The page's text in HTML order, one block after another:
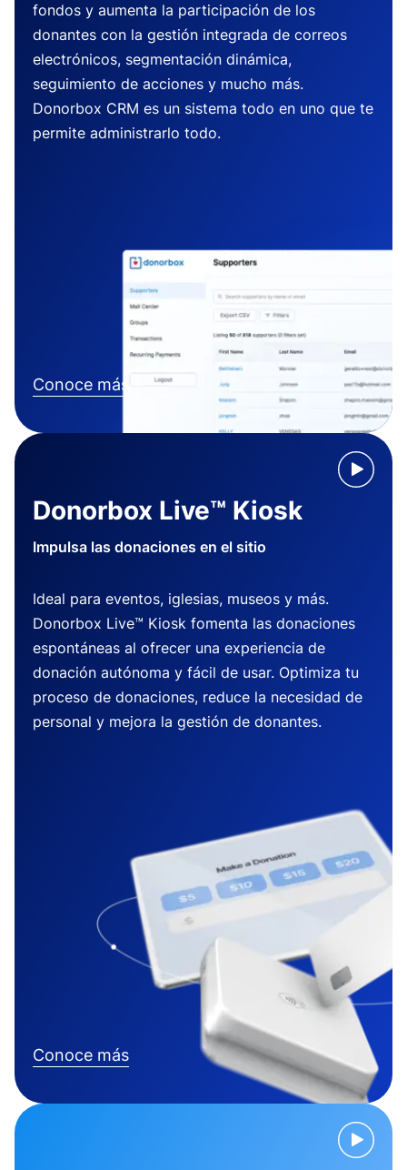
fondos y aumenta la participación de los
donantes con la gestión integrada de correos
electrónicos, segmentación dinámica,
seguimiento de acciones y mucho más.
Donorbox CRM es un sistema todo en uno que te
permite administrarlo todo.
Conoce más
Donorbox Live™ Kiosk
Impulsa las donaciones en el sitio
Ideal para eventos, iglesias, museos y más.
Donorbox Live™ Kiosk fomenta las donaciones
espontáneas al ofrecer una experiencia de
donación autónoma y fácil de usar. Optimiza tu
proceso de donaciones, reduce la necesidad de
personal y mejora la gestión de donantes.
Conoce más